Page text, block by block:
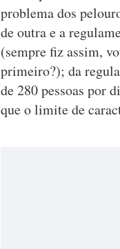
problema dos
de outra e a
(sempre fiz assim,
primeiro?); da
de 280 pessoas por
que o limite de